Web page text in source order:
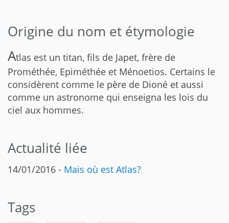
Origine du nom et étymologie
Atlas est un titan, fils de Japet, frère de
Prométhée, Epiméthée et Ménoetios. Certains le
considèrent comme le père de Dioné et aussi
comme un astronome qui enseigna les lois du
ciel aux hommes.
Actualité liée
14/01/2016 - Mais où est Atlas?
Tags